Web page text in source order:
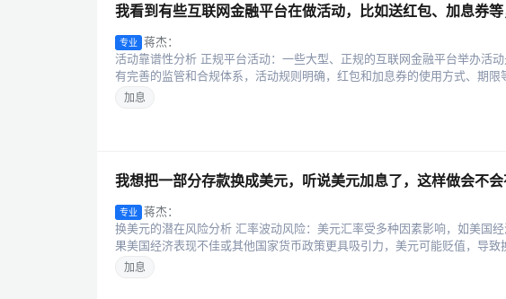
我看到有些互联网金融平台在做活动，比如送红包、加息券等
专业
蒋杰：
活动靠谱性分析 正规平台活动：一些大型、正规的互联网金融平台举办活
有完善的监管和合规体系，活动规则明确，红包和加息券的使用方式、期限
加息
我想把一部分存款换成美元，听说美元加息了，这样做会不会
专业
蒋杰：
换美元的潜在风险分析 汇率波动风险：美元汇率受多种因素影响，如美国
果美国经济表现不佳或其他国家货币政策更具吸引力，美元可能贬值，导致
加息